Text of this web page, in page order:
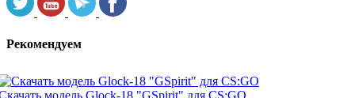
Рекомендуем
модель Glock-18 "GSpirit" для CS:GO